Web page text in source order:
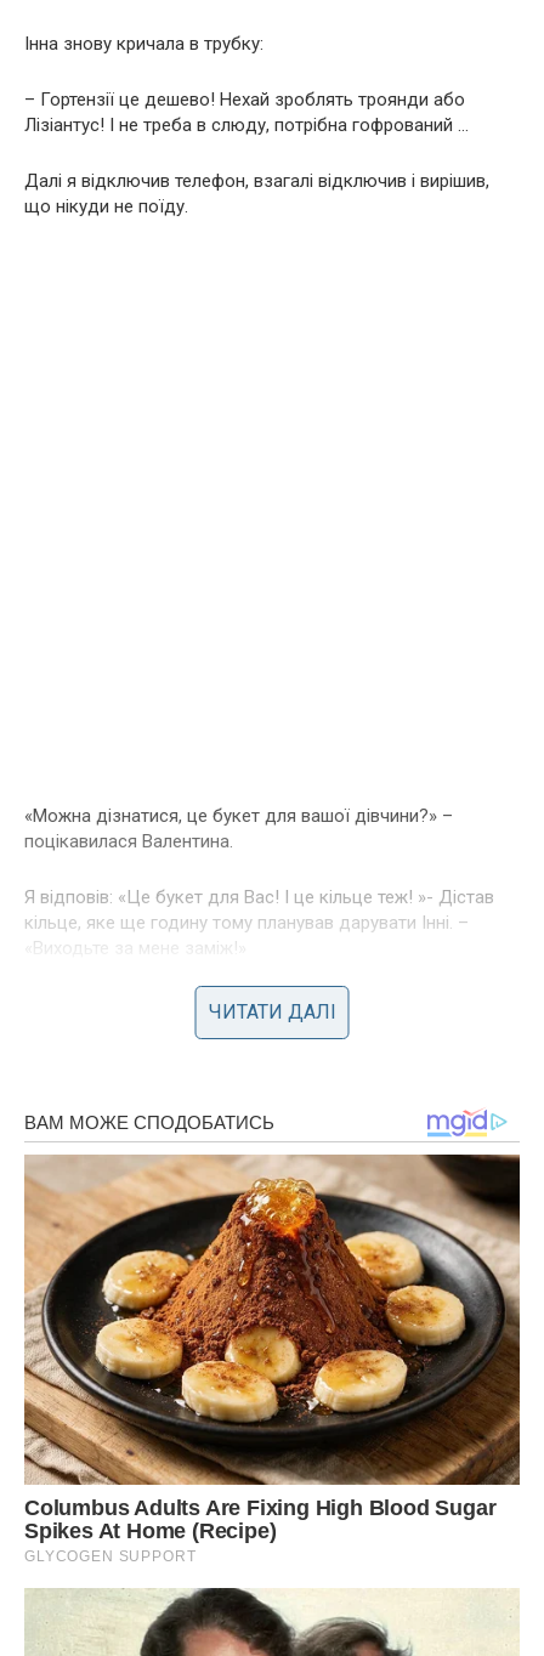
Інна знову кричала в трубку:
– Гортензії це дешево! Нехай зроблять троянди або
Лізіантус! І не треба в слюду, потрібна гофрований …
Далі я відключив телефон, взагалі відключив і вирішив,
що нікуди не поїду.
«Можна дізнатися, це букет для вашої дівчини?» –
поцікавилася Валентина.
Я відповів: «Це букет для Вас! І це кільце теж! »- Дістав
кільце, яке ще годину тому планував дарувати Інні. –
«Виходьте за мене заміж!»
Тепер я щасливо живу зі своєю «квіткової феєю» і
розкоші, адже якби не «салон», я б не зустрів свою
«королеву тюльпанів!»
ЧИТАТИ ДАЛІ